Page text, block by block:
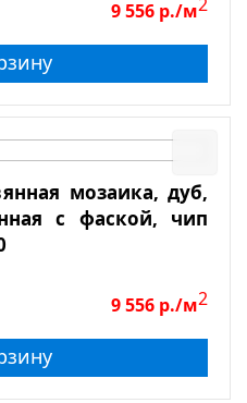
9 556 р./м
мозаика, дуб,
с фаской, чип
9 556 р./м2